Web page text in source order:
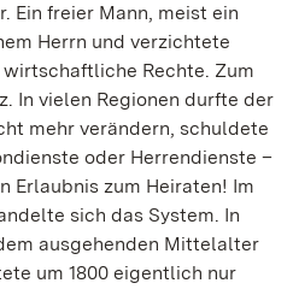
Ein freier Mann, meist ein
Herrn und verzichtete
Rechte. Zum
In vielen Regionen durfte der
mehr verändern, schuldete
oder Herrendienste –
Erlaubnis zum Heiraten! Im
sich das System. In
ausgehenden Mittelalter
um 1800 eigentlich nur